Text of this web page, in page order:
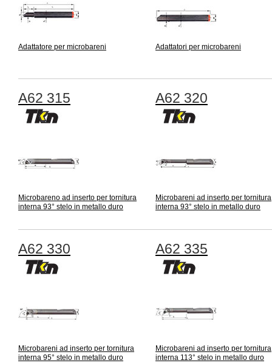
Adattatore per microbareni Adattatori per microbareni
A62 315
Microbareno ad inserto per tornitura
interna 93° stelo in metallo duro
A62 320
Microbareni ad inserto per tornitura
interna 93° stelo in metallo duro
A62 330
Microbareni ad inserto per tornitura
interna 95° stelo in metallo duro
A62 335
Microbareni ad inserto per tornitura
interna 113° stelo in metallo duro